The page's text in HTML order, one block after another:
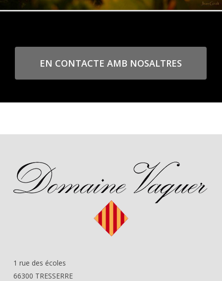
EN CONTACTE AMB NOSALTRES
1 rue des écoles
66300 TRESSERRE